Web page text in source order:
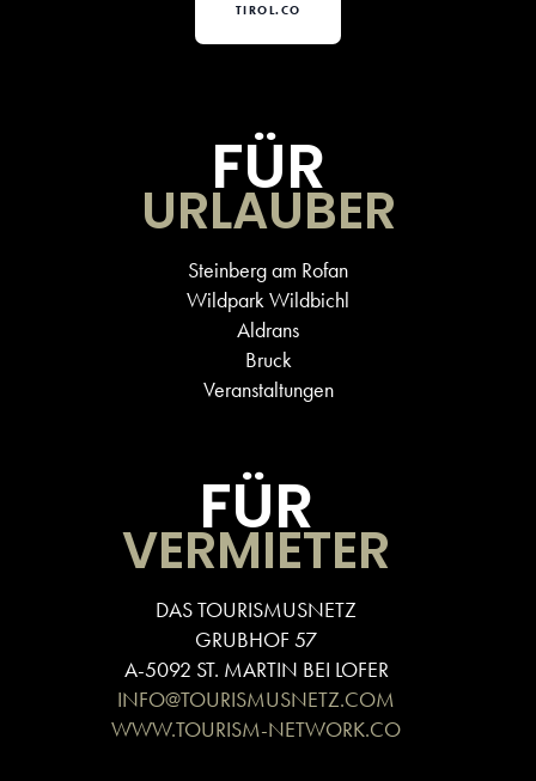
TIROL.CO
FÜR
URLAUBER
Steinberg am Rofan
Wildpark Wildbichl
Aldrans
Bruck
Veranstaltungen
FÜR
VERMIETER
DAS TOURISMUSNETZ
GRUBHOF 57
A-5092 ST. MARTIN BEI LOFER
INFO@TOURISMUSNETZ.COM
WWW.TOURISM-NETWORK.CO